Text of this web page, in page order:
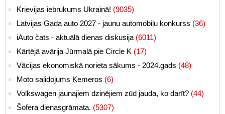
Krievijas iebrukums Ukrainā! (9035)
Latvijas Gada auto 2027 - jaunu automobiļu konkurss (36)
iAuto čats - aktuālā dienas diskusija (6011)
Kārtējā avārija Jūrmalā pie Circle K (17)
Vācijas ekonomiskā norieta sākums - 2024.gads (48)
Moto salidojums Ķemeros (6)
Volkswagen jaunajiem dzinējiem zūd jauda, ko darīt? (44)
Šofera dienasgrāmata. (5307)